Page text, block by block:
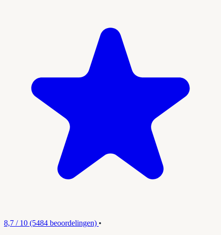
8,7 / 10 (5484 beoordelingen) •